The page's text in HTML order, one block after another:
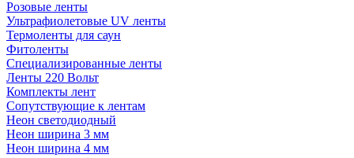
Розовые ленты
Ультрафиолетовые UV ленты
Термоленты для саун
Фитоленты
Специализированные ленты
Ленты 220 Вольт
Комплекты лент
Сопутствующие к лентам
Неон светодиодный
Неон ширина 3 мм
Неон ширина 4 мм